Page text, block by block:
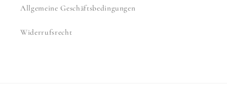
Allgemeine Geschäftsbedingungen
Widerrufsrecht